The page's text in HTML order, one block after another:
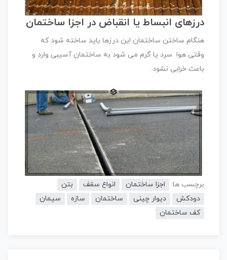
درزهای انبساط یا انقباض در اجزا ساختمان
هنگام ساختن ساختمان این درزها باید ساخته شود که
وقتی هوا سرد یا گرم می شود به ساختمان آسیبی وارد و
باعث خرابی نشود.
برچسب ها: اجزا ساختمان انواع سقف
بتن
دودکش
دیوار چینی ساختمان سازه
سیمان
کف ساختمان